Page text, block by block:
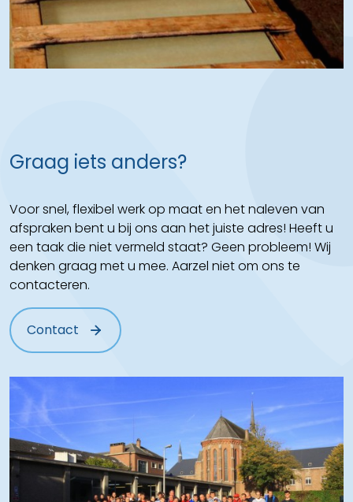
Graag iets anders?
Voor snel, flexibel werk op maat en het naleven van
afspraken bent u bij ons aan het juiste adres! Heeft u
een taak die niet vermeld staat? Geen probleem! Wij
denken graag met u mee. Aarzel niet om ons te
contacteren.
Contact